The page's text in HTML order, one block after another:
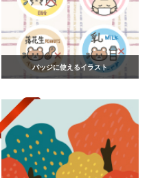
バッジに使えるイラスト